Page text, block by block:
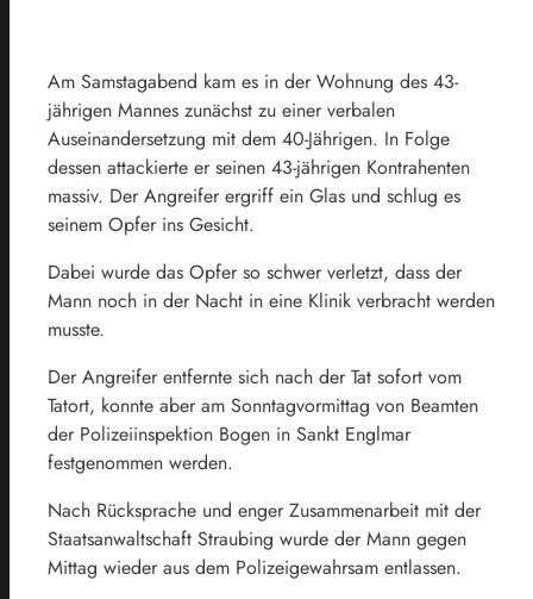
Am Samstagabend kam es in der Wohnung des 43-
jährigen Mannes zunächst zu einer verbalen
Auseinandersetzung mit dem 40-Jährigen. In Folge
dessen attackierte er seinen 43-jährigen Kontrahenten
massiv. Der Angreifer ergriff ein Glas und schlug es
seinem Opfer ins Gesicht.
Dabei wurde das Opfer so schwer verletzt, dass der
Mann noch in der Nacht in eine Klinik verbracht werden
musste.
Der Angreifer entfernte sich nach der Tat sofort vom
Tatort, konnte aber am Sonntagvormittag von Beamten
der Polizeiinspektion Bogen in Sankt Englmar
festgenommen werden.
Nach Rücksprache und enger Zusammenarbeit mit der
Staatsanwaltschaft Straubing wurde der Mann gegen
Mittag wieder aus dem Polizeigewahrsam entlassen.